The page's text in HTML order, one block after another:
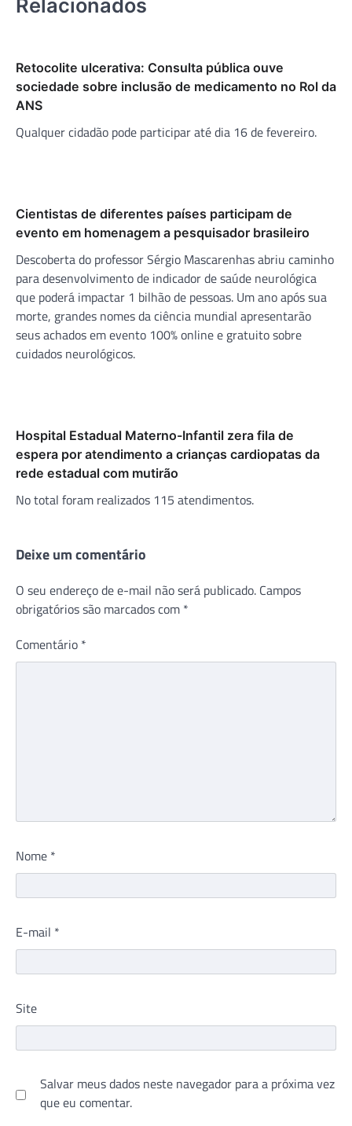
Relacionados
Retocolite ulcerativa: Consulta pública ouve
sociedade sobre inclusão de medicamento no Rol da
ANS
Qualquer cidadão pode participar até dia 16 de fevereiro.
Cientistas de diferentes países participam de
evento em homenagem a pesquisador brasileiro
Descoberta do professor Sérgio Mascarenhas abriu caminho
para desenvolvimento de indicador de saúde neurológica
que poderá impactar 1 bilhão de pessoas. Um ano após sua
morte, grandes nomes da ciência mundial apresentarão
seus achados em evento 100% online e gratuito sobre
cuidados neurológicos.
Hospital Estadual Materno-Infantil zera fila de
espera por atendimento a crianças cardiopatas da
rede estadual com mutirão
No total foram realizados 115 atendimentos.
Deixe um comentário
O seu endereço de e-mail não será publicado. Campos
obrigatórios são marcados com *
Comentário *
Nome *
E-mail *
Site
Salvar meus dados neste navegador para a próxima vez
que eu comentar.